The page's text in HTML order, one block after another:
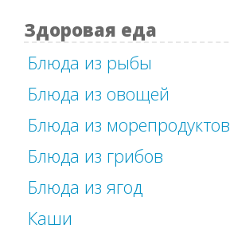
Здоровая еда
Блюда из рыбы
Блюда из овощей
Блюда из морепродуктов
Блюда из грибов
Блюда из ягод
Каши